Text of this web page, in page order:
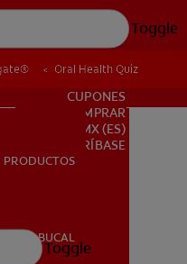
Toggle
PRODUCTOS
SALUD BUCAL
PROFESIONALES
CUPONES
DONDE COMPRAR
MX (ES)
SUSCRÍBASE
PRODUCTOS
SALUD BUCAL
Toggle
Oral Health Quiz